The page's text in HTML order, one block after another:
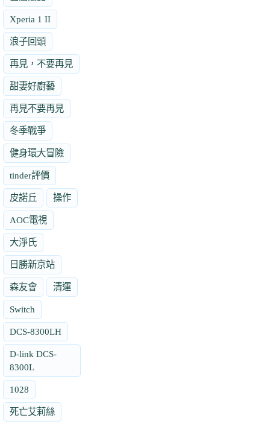
Xperia 1 II
浪子回頭
再見，不要再見
甜妻好廚藝
再見不要再見
冬季戰爭
健身環大冒險
tinder評價
皮諾丘 操作
AOC電視
大淨氏
日勝新京站
森友會 清運
Switch
DCS-8300LH
D-link DCS-
8300L
1028
死亡艾莉絲